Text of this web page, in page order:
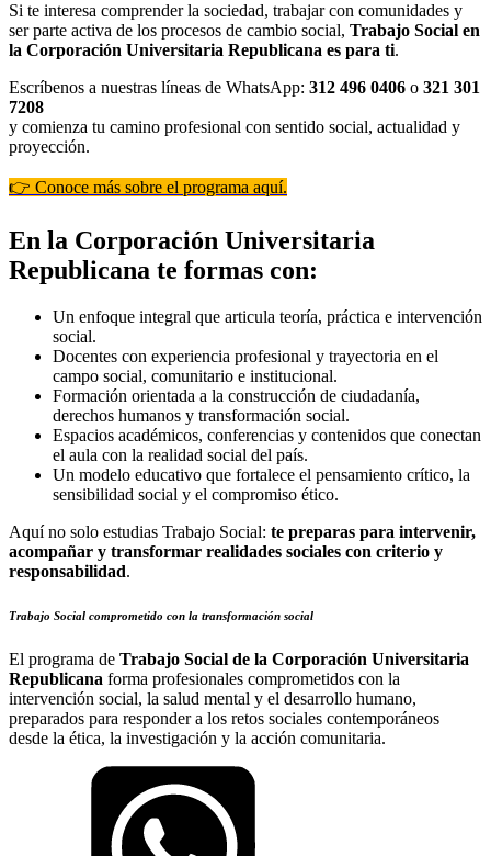
Si te interesa comprender la sociedad, trabajar con comunidades y
ser parte activa de los procesos de cambio social, Trabajo Social en
la Corporación Universitaria Republicana es para ti.
Escríbenos a nuestras líneas de WhatsApp: 312 496 0406 o 321 301
7208
y comienza tu camino profesional con sentido social, actualidad y
proyección.
👉 Conoce más sobre el programa aquí.
En la Corporación Universitaria
Republicana te formas con:
Un enfoque integral que articula teoría, práctica e intervención
social.
Docentes con experiencia profesional y trayectoria en el
campo social, comunitario e institucional.
Formación orientada a la construcción de ciudadanía,
derechos humanos y transformación social.
Espacios académicos, conferencias y contenidos que conectan
el aula con la realidad social del país.
Un modelo educativo que fortalece el pensamiento crítico, la
sensibilidad social y el compromiso ético.
Aquí no solo estudias Trabajo Social: te preparas para intervenir,
acompañar y transformar realidades sociales con criterio y
responsabilidad.
Trabajo Social comprometido con la transformación social
El programa de Trabajo Social de la Corporación Universitaria
Republicana forma profesionales comprometidos con la
intervención social, la salud mental y el desarrollo humano,
preparados para responder a los retos sociales contemporáneos
desde la ética, la investigación y la acción comunitaria.